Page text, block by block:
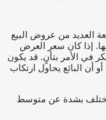
العديد من عروض البيع
إذا كان سعر العرض
في الأمر بتأنٍ. قد يكون
أن البائع يحاول ارتكاب
مختلف بشدة عن متوسط